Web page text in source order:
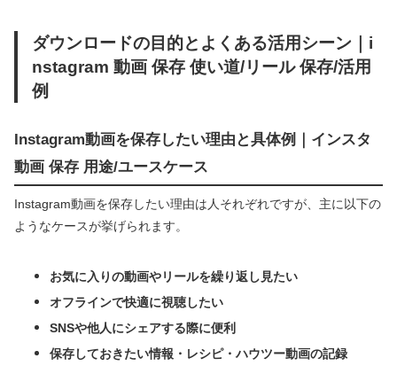
ダウンロードの目的とよくある活用シーン｜i
nstagram 動画 保存 使い道/リール 保存/活用
例
Instagram動画を保存したい理由と具体例｜インスタ
動画 保存 用途/ユースケース
Instagram動画を保存したい理由は人それぞれですが、主に以下の
ようなケースが挙げられます。
お気に入りの動画やリールを繰り返し見たい
オフラインで快適に視聴したい
SNSや他人にシェアする際に便利
保存しておきたい情報・レシピ・ハウツー動画の記録